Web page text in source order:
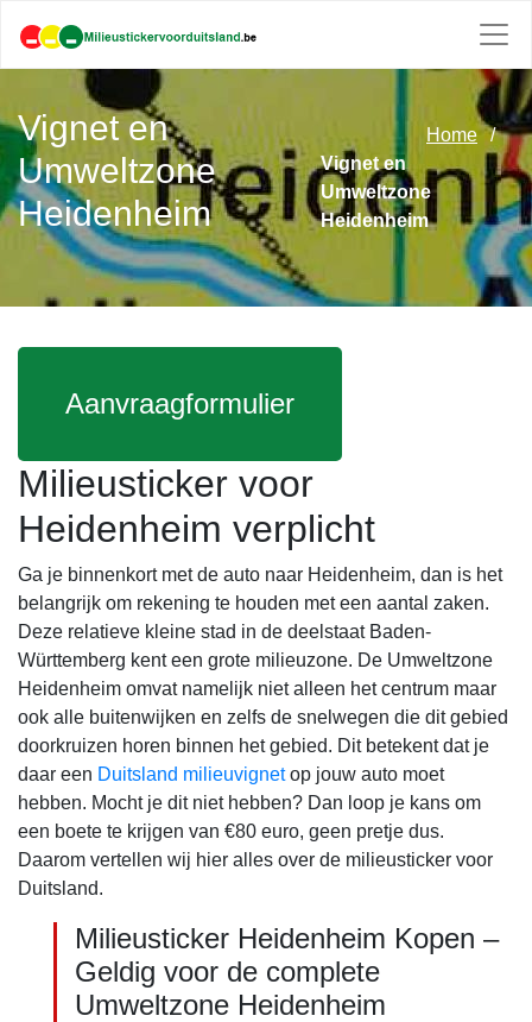
Vignet en
Umweltzone
Heidenheim
Home
Vignet en
Umweltzone
Heidenheim
Aanvraagformulier
Milieusticker voor
Heidenheim verplicht
Ga je binnenkort met de auto naar Heidenheim, dan is het
belangrijk om rekening te houden met een aantal zaken.
Deze relatieve kleine stad in de deelstaat Baden-
Württemberg kent een grote milieuzone. De Umweltzone
Heidenheim omvat namelijk niet alleen het centrum maar
ook alle buitenwijken en zelfs de snelwegen die dit gebied
doorkruizen horen binnen het gebied. Dit betekent dat je
daar een Duitsland milieuvignetop jouw auto moet
hebben. Mocht je dit niet hebben? Dan loop je kans om
een boete te krijgen van €80 euro, geen pretje dus.
Daarom vertellen wij hier alles over de milieusticker voor
Duitsland.
Milieusticker Heidenheim Kopen –
Geldig voor de complete
Umweltzone Heidenheim